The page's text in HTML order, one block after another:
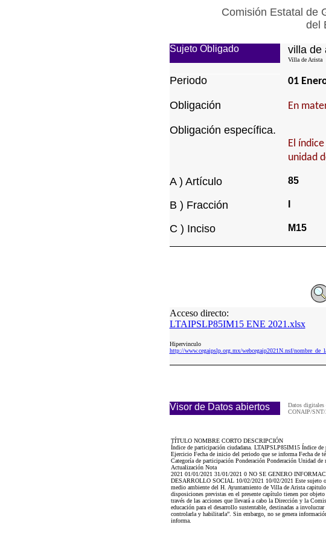
Comisión Estatal de
del
Sujeto Obligado villa de
Villa de Arista
Periodo 01
Obligación En
Obligación específica.
El
unidad
A ) Artículo 85
B ) Fracción
C ) Inciso M15
Acceso directo:
LTAIPSLP85IM15 ENE 2021.xlsx
Hipervinculo
http://www.cegaipslp.org.mx/webcegaip2021N.nsf/
Visor de Datos abiertos
Datos digitales
CONAIP/
TÍTULO NOMBRE CORTO DESCRIPCIÓN
Índice de participación ciudadana. LTAIPSLP85IM15 Índice de
Ejercicio Fecha de inicio del periodo que se informa Fecha de
Categoría de participación Ponderación Ponderación Unidad
Actualización Nota
2021 01/01/2021 31/01/2021 0 NO SE GENERO
DESARROLLO SOCIAL 10/02/2021 10/02/2021 Este sujeto
medio ambiente del H. Ayuntamiento de Villa de Arista
disposiciones previstas en el presente capítulo tienen por
través de las acciones que llevará a cabo la Dirección y la
educación para el desarrollo sustentable, destinadas a
controlarla y habilitarla”. Sin embargo, no se genera
informa.